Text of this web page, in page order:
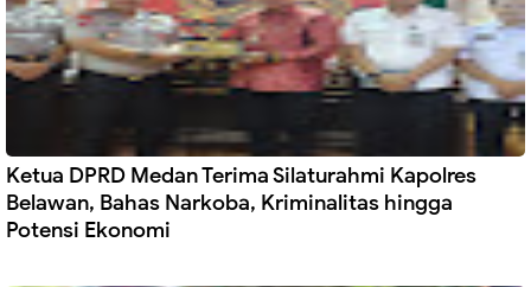
Ketua DPRD Medan Terima Silaturahmi Kapolres
Belawan, Bahas Narkoba, Kriminalitas hingga
Potensi Ekonomi